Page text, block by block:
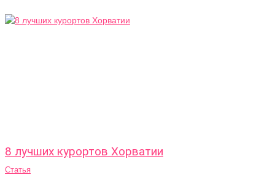
8 лучших курортов Хорватии
Статья